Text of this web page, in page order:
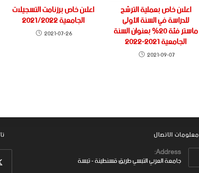
اعلان خاص برزنامت التسجيلات
الجامعية 2021/2022
2021-07-26
اعلان خاص بعملية الترشح
للدراسة في السنة الأولى
ماستر فئة 20% بعنوان السنة
الجامعية 2021-2022
2021-09-07
معلومات الاتصال
Address:
جامعة العربي التبسي طريق قسنطينة - تبسة